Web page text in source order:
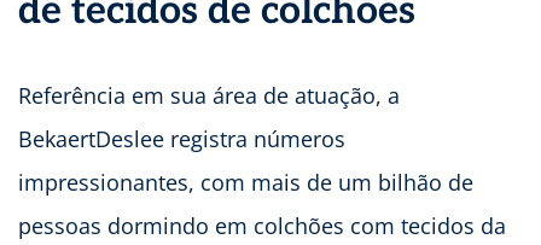
de tecidos de colchões
Referência em sua área de atuação, a
BekaertDeslee registra números
impressionantes, com mais de um bilhão de
pessoas dormindo em colchões com tecidos da